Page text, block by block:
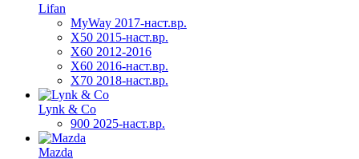
Lifan
MyWay 2017-наст.вр.
X50 2015-наст.вр.
X60 2012-2016
X60 2016-наст.вр.
X70 2018-наст.вр.
Lynk & Co
900 2025-наст.вр.
Mazda